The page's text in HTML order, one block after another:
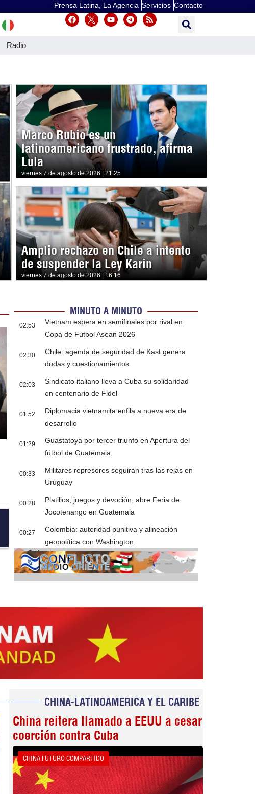
Prensa Latina, La Agencia Servicios Contacto
Radio
Marco Rubio es un
latinoamericano frustrado, afirma
Lula
viernes 7 de agosto de 2026 | 21:25
Amplio rechazo en Chile a intento
de suspender la Ley Karin
viernes 7 de agosto de 2026 | 16:16
MINUTO A MINUTO
02:53
Vietnam espera en semifinales por rival en
Copa de Fútbol Asean 2026
02:30
Chile: agenda de seguridad de Kast genera
dudas y cuestionamientos
02:03
Sindicato italiano lleva a Cuba su solidaridad
en centenario de Fidel
01:52
Diplomacia vietnamita enfila a nueva era de
desarrollo
01:29
Guastatoya por tercer triunfo en Apertura del
fútbol de Guatemala
00:33
Militares represores seguirán tras las rejas en
Uruguay
00:28
Platillos, juegos y devoción, abre Feria de
Jocotenango en Guatemala
00:27
Colombia: autoridad punitiva y alineación
geopolítica con Washington
Cobertura
CHINA-LATINOAMERICA Y EL CARIBE
China reitera llamado a EEUU a cesar
coerción contra Cuba
CHINA FUTURO COMPARTIDO